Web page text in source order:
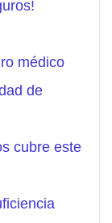
médico
de
cubre este